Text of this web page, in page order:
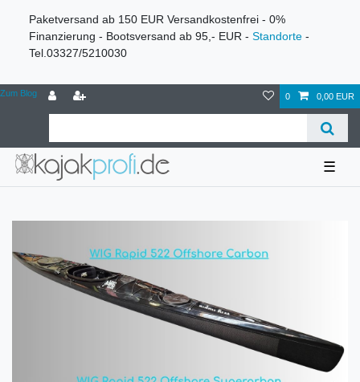
Paketversand ab 150 EUR Versandkostenfrei - 0%
Finanzierung - Bootsversand ab 95,- EUR - Standorte -
Tel.03327/5210030
Zum Blog 0 0,00 EUR
☰